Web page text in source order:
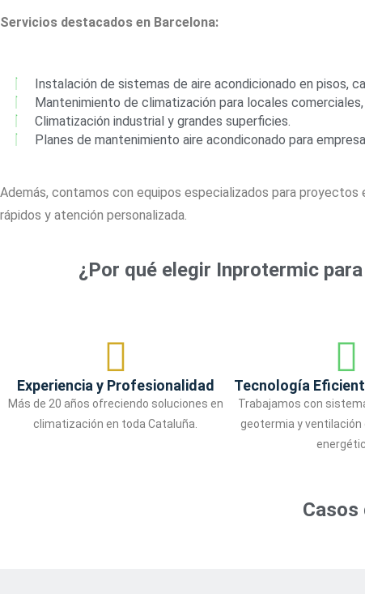
Servicios destacados en Barcelona:
Instalación de sistemas de aire acondicionado en pisos,
Mantenimiento de climatización para locales
Climatización industrial y grandes superficies.
Planes de mantenimiento aire acondiconado para
Además, contamos con equipos especializados para
rápidos y atención personalizada.
¿Por qué elegir Inprotermic
Experiencia y Profesionalidad
Más de 20 años ofreciendo soluciones en
climatización en toda Cataluña.
Tecnología
Trabajamos con
geotermia y
Casos